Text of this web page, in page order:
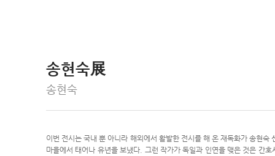
송현숙展
송현숙
이번 전시는 국내 뿐 아니라 해외에서 활발한 전시를 해 온 재독화가 송현
마을에서 태어나 유년을 보냈다. 그런 작가가 독일과 인연을 맺은 것은 간